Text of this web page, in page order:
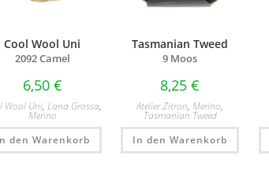
Cool Wool Uni
2092 Camel
6,50 €
Wool Uni, Lana Grossa,
Merino
den Warenkorb
Tasmanian Tweed
9 Moos
8,25€
Atelier Zitron,Merino,
Tasmanian Tweed
In den Warenkorb